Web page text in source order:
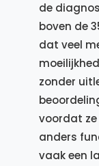
de
boven de
dat veel
zonder
voordat ze
anders
vaak een